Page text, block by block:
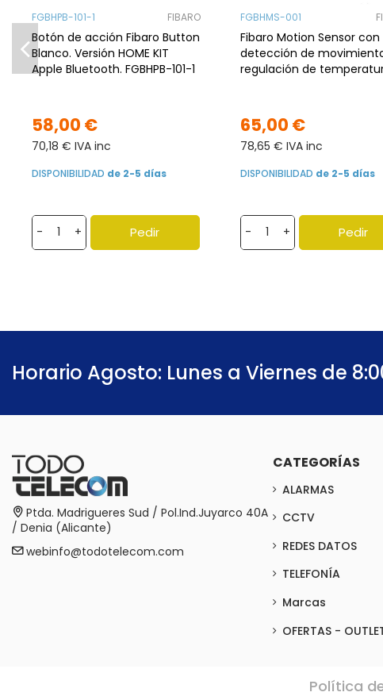
FGBHPB-101-1 FIBARO
Botón de acción Fibaro Button
Blanco. Versión HOME KIT
Apple Bluetooth. FGBHPB-101-1
58,00 €
70,18 € IVA inc
DISPONIBILIDAD de 2-5 días
- + Pedir
FGBHMS-001
Fibaro Motion Sensor con
detección de
regulación de
65,00 €
78,65 € IVA inc
DISPONIBILIDAD de 2-5 días
- + Pedir
Horario Agosto: Lunes a Viernes de
Ptda. Madrigueres Sud / Pol.Ind.Juyarco 40A
/ Denia (Alicante)
webinfo@todotelecom.com
CATEGORÍAS
ALARMAS
CCTV
REDES DATOS
TELEFONÍA
Marcas
OFERTAS -
Política